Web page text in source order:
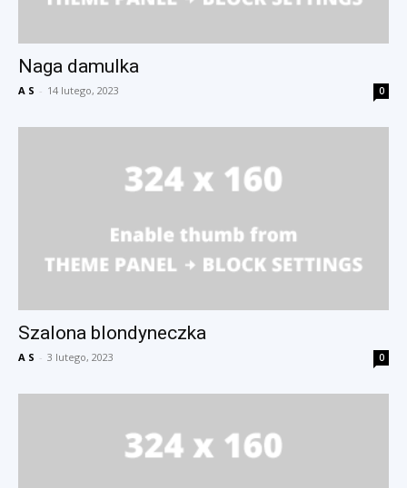
Naga damulka
A S - 14 lutego, 2023 0
Szalona blondyneczka
A S - 3 lutego, 2023 0